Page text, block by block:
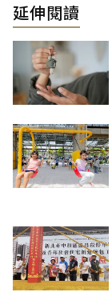
延伸閱讀